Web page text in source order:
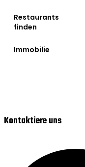
Restaurants
finden
Immobilie
Kontaktiere uns